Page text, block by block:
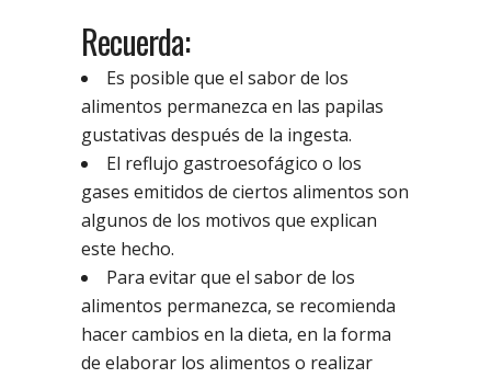
Recuerda:
Es posible que el sabor de los
alimentos permanezca en las papilas
gustativas después de la ingesta.
El reflujo gastroesofágico o los
gases emitidos de ciertos alimentos son
algunos de los motivos que explican
este hecho.
Para evitar que el sabor de los
alimentos permanezca, se recomienda
hacer cambios en la dieta, en la forma
de elaborar los alimentos o realizar